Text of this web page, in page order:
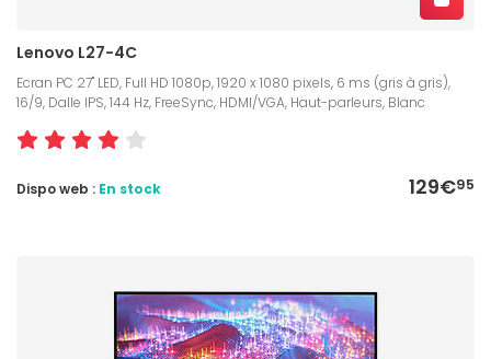
Lenovo L27-4C
Ecran PC 27" LED, Full HD 1080p, 1920 x 1080 pixels, 6 ms (gris à gris),
16/9, Dalle IPS, 144 Hz, FreeSync, HDMI/VGA, Haut-parleurs, Blanc
129€95
Dispo web : En stock